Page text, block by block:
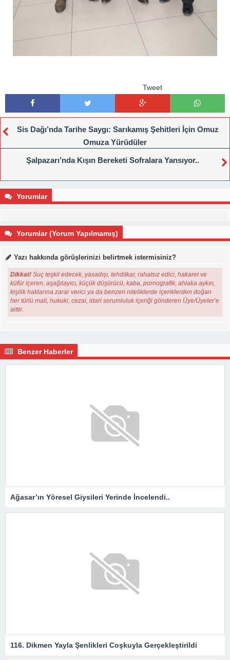
Tweet
Sis Dağı’nda Tarihe Saygı: Sarıkamış Şehitleri İçin Omuz
Omuza Yürüdüler
Şalpazarı’nda Kışın Bereketi Sofralara Yansıyor..
Yorumlar
Yorumlar (Yorum Yapılmamış)
Yazı hakkında görüşlerinizi belirtmek istermisiniz?
Dikkat! Suç teşkil edecek, yasadışı, tehditkar, rahatsız edici, hakaret ve
küfür içeren, aşağılayıcı, küçük düşürücü, kaba, pornografik, ahlaka aykırı,
kişilik haklarına zarar verici ya da benzeri niteliklerde içeriklerden doğan
her türlü mali, hukuki, cezai, idari sorumluluk içeriği gönderen Üye/Üyeler’e
aittir.
Benzer Haberler
Ağasar’ın Yöresel Giysileri Yerinde İncelendi..
116. Dikmen Yayla Şenlikleri Coşkuyla Gerçekleştirildi